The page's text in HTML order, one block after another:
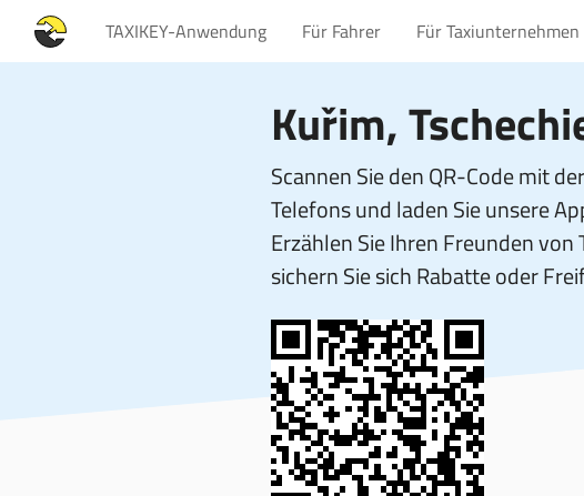
TAXIKEY-Anwendung Für Fahrer Für Taxiunternehmen
Kuřim,
Scannen Sie den QR-Code mit
Telefons und laden Sie unsere
Erzählen Sie Ihren Freunden von
sichern Sie sich Rabatte oder